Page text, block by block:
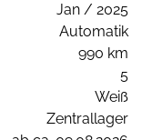
Jan / 2025
Automatik
990 km
5
Weiß
Zentrallager